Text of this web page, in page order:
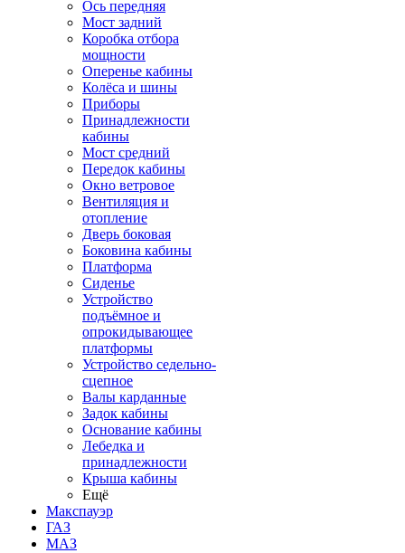
Ось передняя
Мост задний
Коробка отбора
мощности
Оперенье кабины
Колёса и шины
Приборы
Принадлежности
кабины
Мост средний
Передок кабины
Окно ветровое
Вентиляция и
отопление
Дверь боковая
Боковина кабины
Платформа
Сиденье
Устройство
подъёмное и
опрокидывающее
платформы
Устройство седельно-
сцепное
Валы карданные
Задок кабины
Основание кабины
Лебедка и
принадлежности
Крыша кабины
Ещё
Макспауэр
ГАЗ
МАЗ